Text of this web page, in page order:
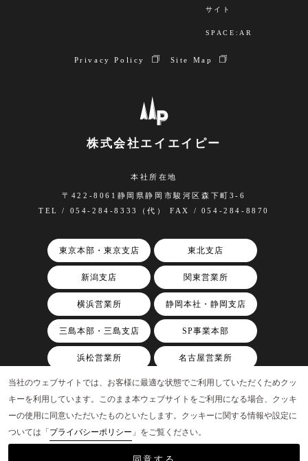
株式会社エイエイピー
本社所在地
〒422-8061静岡県静岡市駿河区森下町3-6
TEL / 054-284-8333（代） FAX / 054-284-8870
東京本部・東京支店 東北支店
新潟支店 関東営業所
横浜営業所 静岡本社・静岡支店
三島本部・三島支店 SP事業本部
浜松営業所 名古屋営業所
関西支店
サイト
SPACE:AR
Privacy Policy Site Map
©AAP, Inc.
当社のウェブサイトでは、お客様に最適な状態でご利用していただくためクッ
キーを利用しています。このまま本ウェブサイトをご利用になる場合、クッキ
ーの使用に同意いただいたものといたします。クッキーに関する情報や設定に
ついては「 プライバシーポリシー 」をご覧ください。